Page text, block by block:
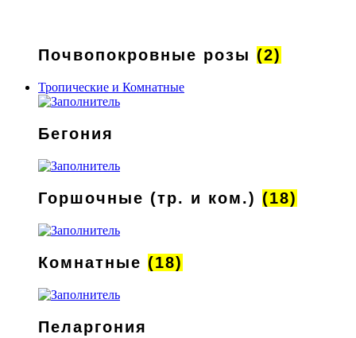
Почвопокровные розы (2)
Тропические и Комнатные
Бегония
Горшочные (тр. и ком.) (18)
Комнатные (18)
Пеларгония